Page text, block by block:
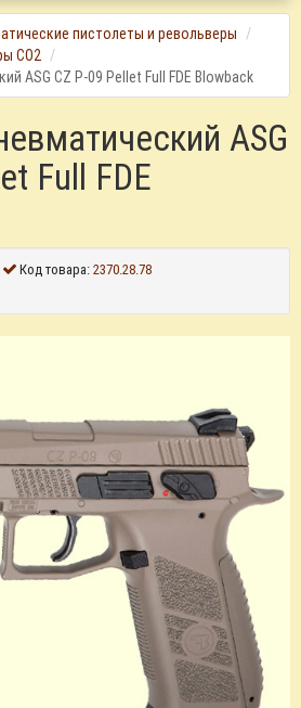
пистолеты и револьверы
СО2
ASG CZ P-09 Pellet Full FDE Blowback
ASG
Full FDE
Код товара:2370.28.78